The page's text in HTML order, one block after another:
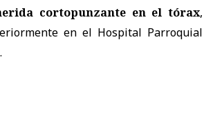
cortopunzante en el tórax,
en el Hospital Parroquial